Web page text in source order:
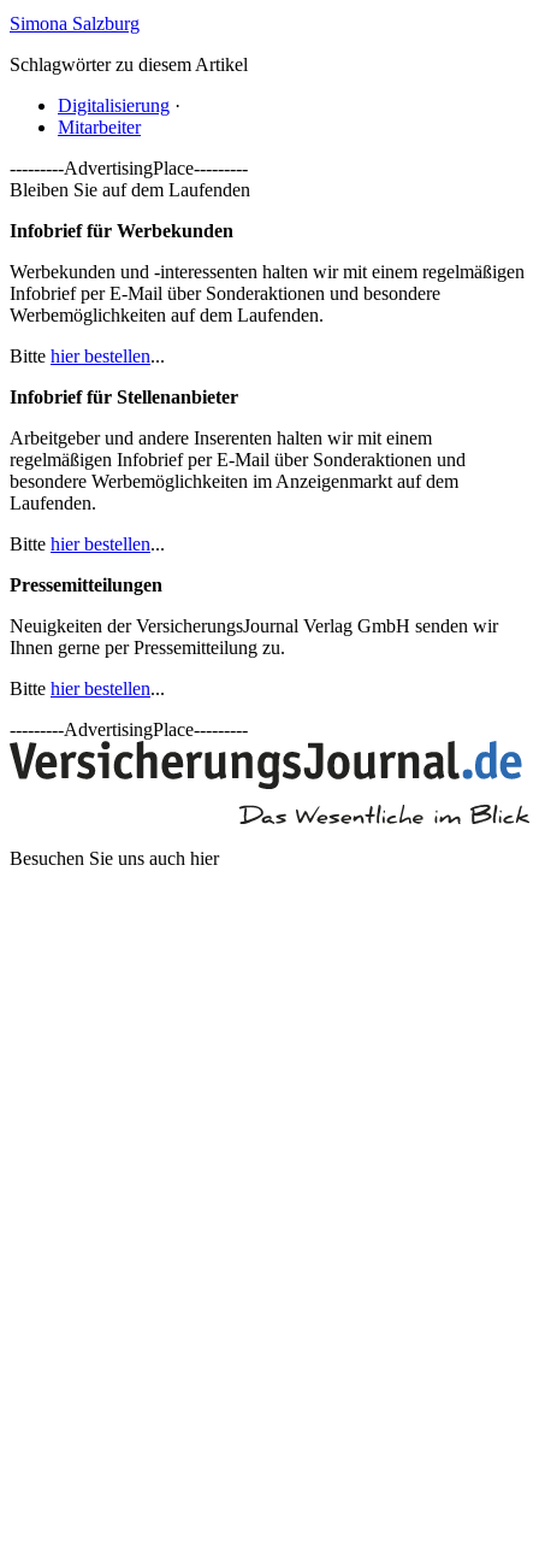
Simona Salzburg
Schlagwörter zu diesem Artikel
Digitalisierung ·
Mitarbeiter
---------AdvertisingPlace---------
Bleiben Sie auf dem Laufenden
Infobrief für Werbekunden
Werbekunden und -interessenten halten wir mit einem regelmäßigen
Infobrief per E-Mail über Sonderaktionen und besondere
Werbemöglichkeiten auf dem Laufenden.
Bitte hier bestellen...
Infobrief für Stellenanbieter
Arbeitgeber und andere Inserenten halten wir mit einem
regelmäßigen Infobrief per E-Mail über Sonderaktionen und
besondere Werbemöglichkeiten im Anzeigenmarkt auf dem
Laufenden.
Bitte hier bestellen...
Pressemitteilungen
Neuigkeiten der VersicherungsJournal Verlag GmbH senden wir
Ihnen gerne per Pressemitteilung zu.
Bitte hier bestellen...
---------AdvertisingPlace---------
Besuchen Sie uns auch hier